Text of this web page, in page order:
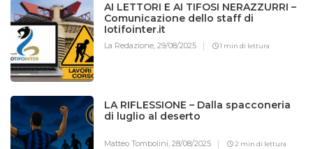
AI LETTORI E AI TIFOSI NERAZZURRI –
Comunicazione dello staff di
Iotifointer.it
La Redazione,29/08/2025 1 min di lettura
LA RIFLESSIONE – Dalla spacconeria
di luglio al deserto
Matteo Tombolini,28/08/2025 2 min di lettura